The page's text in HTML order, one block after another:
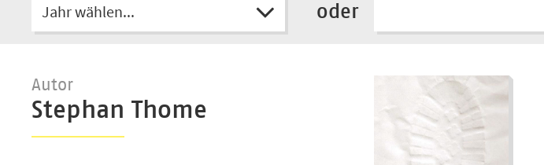
Jahr wählen... oder
Autor
Stephan Thome